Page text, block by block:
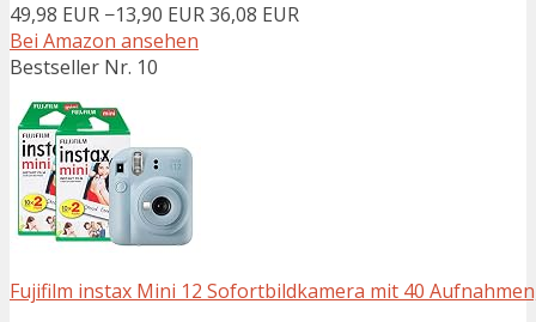
49,98 EUR −13,90 EUR36,08 EUR
Bei Amazon ansehen
Bestseller Nr. 10
Fujifilm instax Mini 12 Sofortbildkamera mit 40